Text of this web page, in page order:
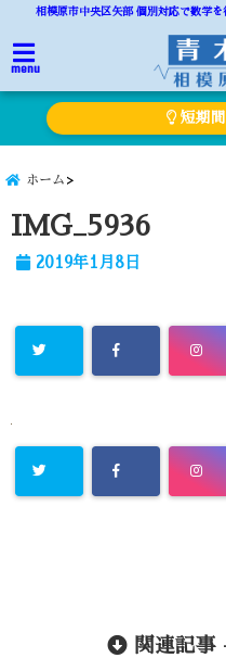
相模原市中央区矢部 個別対応で数学
menu
短期
ホーム
IMG_5936
2019年1月8日
関連記事